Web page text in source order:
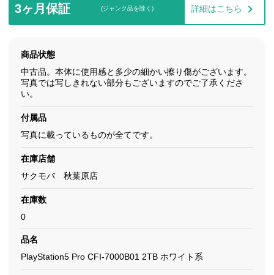
3ヶ月保証 (ジャンク品を除く) 詳細はこちら
商品状態
中古品。本体に使用感と多少の細かい擦り傷がございます。
写真では写しきれない部分もございますのでご了承くださ
い。
付属品
写真に載っているものが全てです。
在庫店舗
サクモバ 秋葉原店
在庫数
0
品名
PlayStation5 Pro CFI-7000B01 2TB ホワイト系